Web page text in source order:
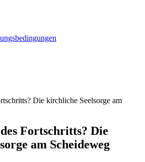
Fortschritts? Die
am Scheideweg